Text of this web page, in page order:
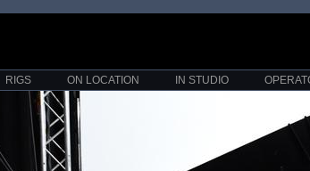
RIGS ON LOCATION IN STUDIO